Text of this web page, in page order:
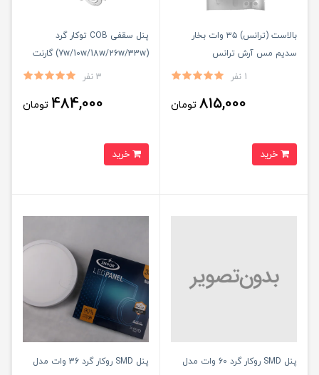
بالاست (ترانس) ۳۵ وات بخار
سدیم مس آرش ترانس
1 نفر
815,000 تومان
پنل سقفی COB توکار گرد
(7w/10w/18w/26w/33w) گارنت
3 نفر
484,000 تومان
پنل SMD روکار گرد 60 وات مدل
پنل SMD روکار گرد 36 وات مدل